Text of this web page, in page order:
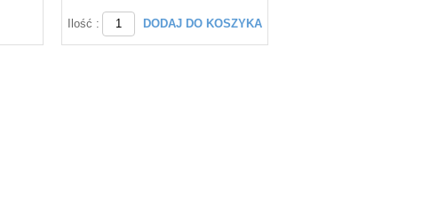
Ilość : DODAJ DO KOSZYKA